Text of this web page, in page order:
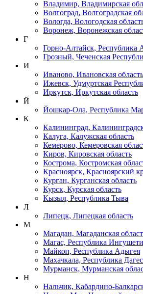
Владимир, Владимирская
Волгоград, Волгоградская
Вологда, Вологодская
Воронеж, Воронежская
Г
Горно-Алтайск, Республика
Грозный, Чеченская
И
Иваново, Ивановская область
Ижевск, Удмуртская
Иркутск, Иркутская область
Й
Йошкар-Ола, Республика
К
Калининград,
Калуга, Калужская область
Кемерово, Кемеровская
Киров, Кировская область
Кострома, Костромская
Красноярск, Красноярский
Курган, Курганская область
Курск, Курская область
Кызыл, Республика Тыва
Л
Липецк, Липецкая область
М
Магадан, Магаданская
Магас, Республика
Майкоп, Республика Адыгея
Махачкала, Республика
Мурманск, Мурманская
Н
Нальчик, Кабардино-